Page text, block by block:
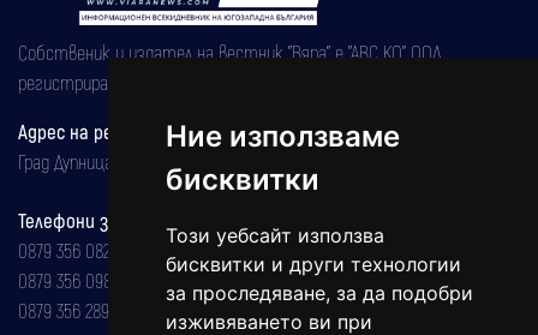
Ние използваме
бисквитки
Този уебсайт използва
бисквитки и други технологии
за проследяване, за да подобри
изживяването ви при
Собственик и издател на вестник "Вяра" е "АВС КО" ООД,
регистрирана на 08.05.2002 година.
Адрес на редакцията
Град Дупница, ул.''Христо Ботев" 43
Телефони за реклама и абонаменти
0879 356 082
0879 356 098
0879 356 289